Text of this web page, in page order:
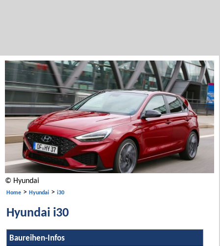
© Hyundai
Home > Hyundai > i30
Hyundai i30
Baureihen-Infos